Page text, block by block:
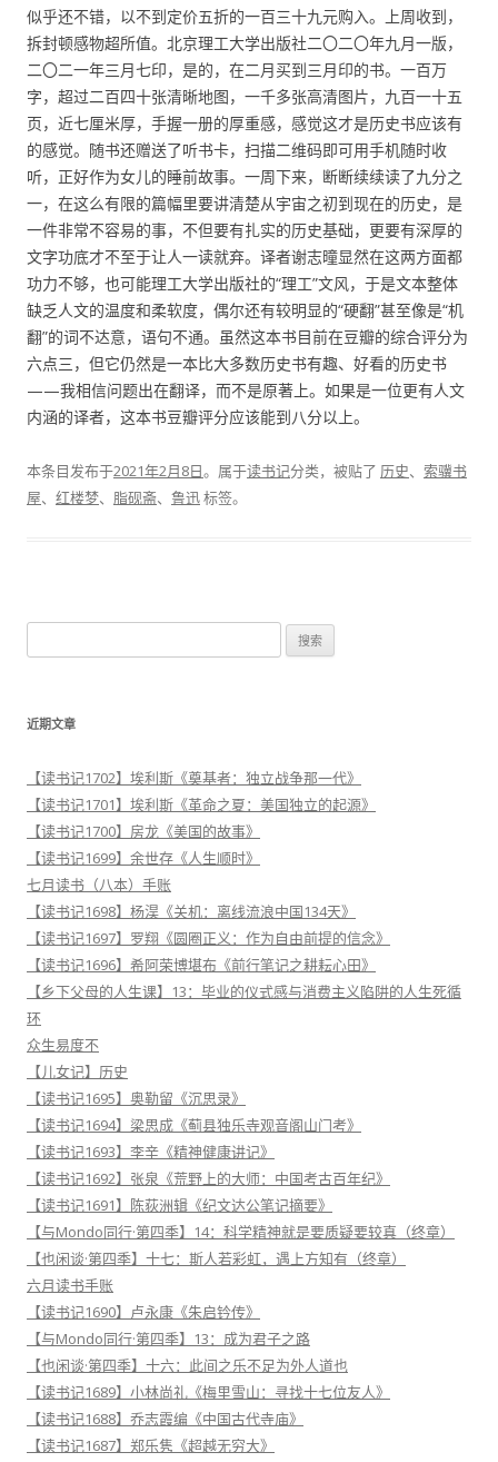
似乎还不错，以不到定价五折的一百三十九元购入。上周收到，
拆封顿感物超所值。北京理工大学出版社二〇二〇年九月一版，
二〇二一年三月七印，是的，在二月买到三月印的书。一百万
字，超过二百四十张清晰地图，一千多张高清图片，九百一十五
页，近七厘米厚，手握一册的厚重感，感觉这才是历史书应该有
的感觉。随书还赠送了听书卡，扫描二维码即可用手机随时收
听，正好作为女儿的睡前故事。一周下来，断断续续读了九分之
一，在这么有限的篇幅里要讲清楚从宇宙之初到现在的历史，是
一件非常不容易的事，不但要有扎实的历史基础，更要有深厚的
文字功底才不至于让人一读就弃。译者谢志曈显然在这两方面都
功力不够，也可能理工大学出版社的“理工”文风，于是文本整体
缺乏人文的温度和柔软度，偶尔还有较明显的“硬翻”甚至像是“机
翻”的词不达意，语句不通。虽然这本书目前在豆瓣的综合评分为
六点三，但它仍然是一本比大多数历史书有趣、好看的历史书
——我相信问题出在翻译，而不是原著上。如果是一位更有人文
内涵的译者，这本书豆瓣评分应该能到八分以上。
本条目发布于2021年2月8日。属于读书记分类，被贴了 历史、 索骥书
屋、 红楼梦、 脂砚斋、 鲁迅标签。
索
近期文章
【读书记1702】埃利斯《奠基者：独立战争那一代》
【读书记1701】埃利斯《革命之夏：美国独立的起源》
【读书记1700】房龙《美国的故事》
【读书记1699】余世存《人生顺时》
七月读书（八本）手账
【读书记1698】杨淏《关机：离线流浪中国134天》
【读书记1697】罗翔《圆圈正义：作为自由前提的信念》
【读书记1696】希阿荣博堪布《前行笔记之耕耘心田》
【乡下父母的人生课】13：毕业的仪式感与消费主义陷阱的人生死循
环
众生易度不
【儿女记】历史
【读书记1695】奥勒留《沉思录》
【读书记1694】梁思成《蓟县独乐寺观音阁山门考》
【读书记1693】李辛《精神健康讲记》
【读书记1692】张泉《荒野上的大师：中国考古百年纪》
【读书记1691】陈荻洲辑《纪文达公笔记摘要》
【与Mondo同行·第四季】14：科学精神就是要质疑要较真（终章）
【也闲谈·第四季】十七：斯人若彩虹，遇上方知有（终章）
六月读书手账
【读书记1690】卢永康《朱启钤传》
【与Mondo同行·第四季】13：成为君子之路
【也闲谈·第四季】十六：此间之乐不足为外人道也
【读书记1689】小林尚礼《梅里雪山：寻找十七位友人》
【读书记1688】乔志霞编《中国古代寺庙》
【读书记1687】郑乐隽《超越无穷大》